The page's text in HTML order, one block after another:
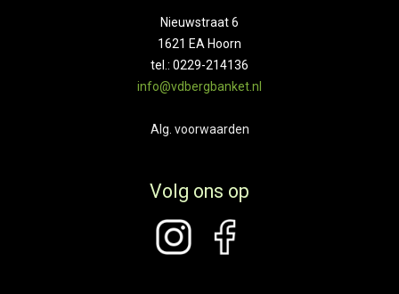
Nieuwstraat 6
1621 EA Hoorn
tel.: 0229-214136
info@vdbergbanket.nl
Alg. voorwaarden
Volg ons op